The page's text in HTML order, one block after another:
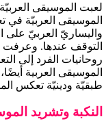
لعبت الموسيقى
الموسيقى العربيّة في
واليساريّ العربيّ على
التوقف عندها. وعرفت
روحانيات الفرد إلى
الموسيقى العربية
طبقيّة ودينيّة تعكس
النكبة وتشريد